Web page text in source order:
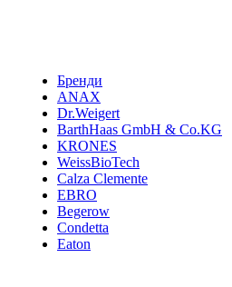
Бренди
ANAX
Dr.Weigert
BarthHaas GmbH & Co.KG
KRONES
WeissBioTech
Calza Clemente
EBRO
Begerow
Condetta
Eaton